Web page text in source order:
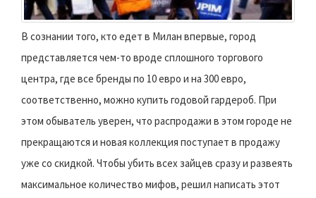
В сознании того, кто едет в Милан впервые, город
представляется чем-то вроде сплошного торгового
центра, где все бренды по 10 евро и на 300 евро,
соответственно, можно купить годовой гардероб. При
этом обыватель уверен, что распродажи в этом городе не
прекращаются и новая коллекция поступает в продажу
уже со скидкой. Чтобы убить всех зайцев сразу и развеять
максимальное количество мифов, решил написать этот